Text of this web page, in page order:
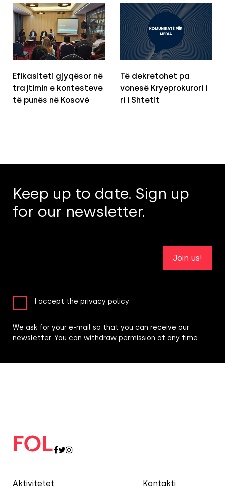
Efikasiteti gjyqësor në
trajtimin e kontesteve
të punës në Kosovë
Të dekretohet pa
vonesë Kryeprokurori i
ri i Shtetit
Aktivitetet Kontakti
Keep up to date. Sign up
for our newsletter.
Join us!
I accept the privacy policy
We ask for your e-mail so that you can receive our
newsletter. You can withdraw permission at any time.